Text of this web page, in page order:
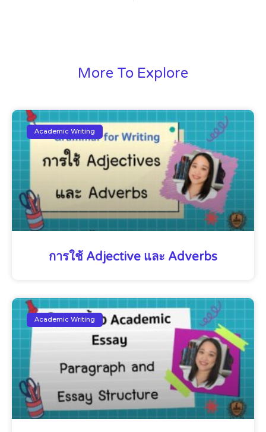
More To Explore
Academic Writing
การใช้ Adjective และ Adverbs
Academic Writing